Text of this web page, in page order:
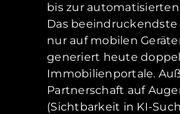
bis zur
Das
nur auf mobilen
generiert heute
Immobilienportale.
Partnerschaft auf
(Sichtbarkeit in KI-